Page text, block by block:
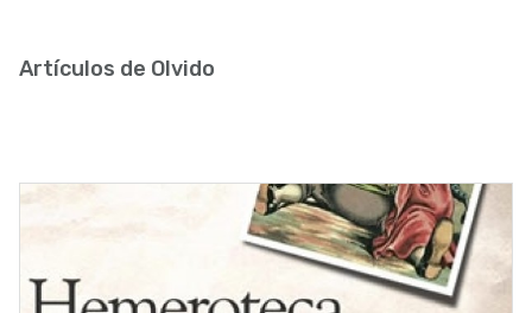
de
la
navegación
Artículos de Olvido